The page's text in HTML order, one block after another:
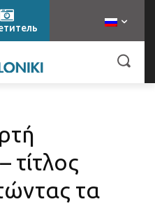
τίτλος
τα